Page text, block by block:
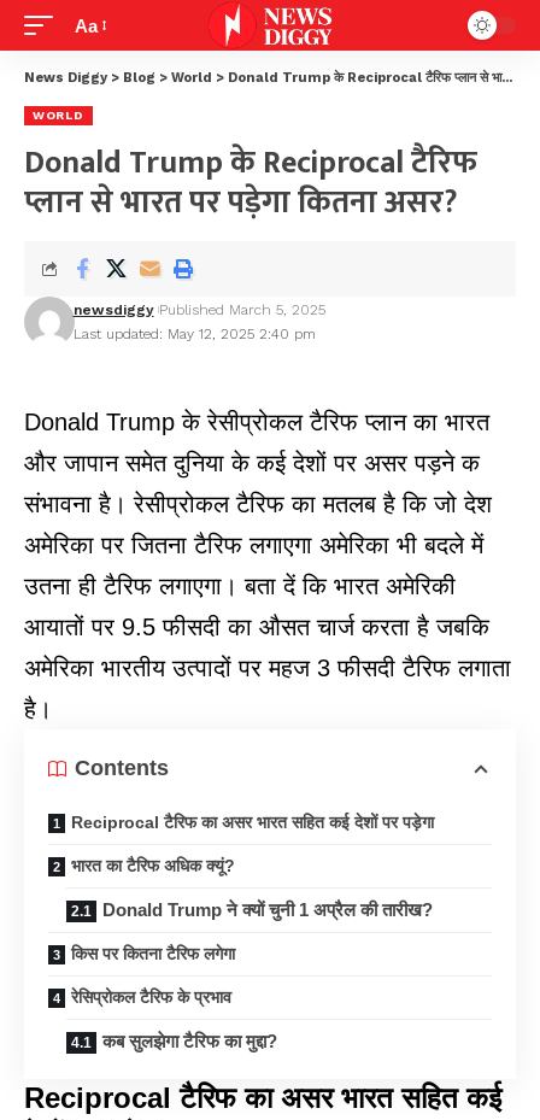
Aa
News Diggy > Blog > World > Donald Trump के Reciprocal टैरिफ प्लान से भारत पर पड़ेगा कितना असर?
WORLD
Donald Trump के Reciprocal टैरिफ
प्लान से भारत पर पड़ेगा कितना असर?
Last updated: May 12, 2025 2:40 pm
newsdiggy Published March 5, 2025
Donald Trump के रेसीप्रोकल टैरिफ प्लान का भारत
और जापान समेत दुनिया के कई देशों पर असर पड़ने क
संभावना है। रेसीप्रोकल टैरिफ का मतलब है कि जो देश
अमेरिका पर जितना टैरिफ लगाएगा अमेरिका भी बदले में
उतना ही टैरिफ लगाएगा। बता दें कि भारत अमेरिकी
आयातों पर 9.5 फीसदी का औसत चार्ज करता है जबकि
अमेरिका भारतीय उत्पादों पर महज 3 फीसदी टैरिफ लगाता
है।
Contents
Reciprocal टैरिफ का असर भारत सहित कई देशों पर पड़ेगा
भारत का टैरिफ अधिक क्यूं?
Donald Trump ने क्यों चुनी 1 अप्रैल की तारीख?
किस पर कितना टैरिफ लगेगा
रेसिप्रोकल टैरिफ के प्रभाव
कब सुलझेगा टैरिफ का मुद्दा?
Reciprocal टैरिफ का असर भारत सहित कई